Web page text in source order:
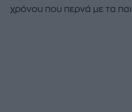
χρόνου που περνά με τα